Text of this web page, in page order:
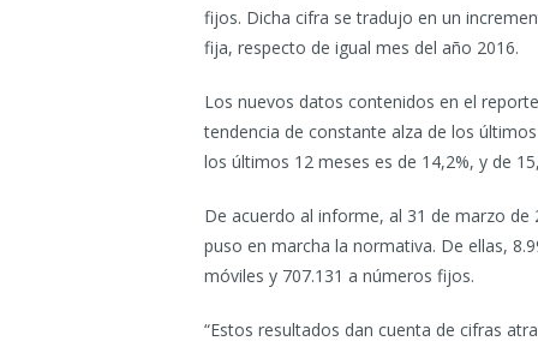
fijos. Dicha cifra se tradujo en un
fija, respecto de igual mes del año 2016.
Los nuevos datos contenidos en el
tendencia de constante alza de los
los últimos 12 meses es de 14,2%, y de
De acuerdo al informe, al 31 de marzo
puso en marcha la normativa. De ellas,
móviles y 707.131 a números fijos.
“Estos resultados dan cuenta de cifras